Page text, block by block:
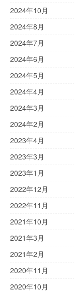
2024年10月
2024年8月
2024年7月
2024年6月
2024年5月
2024年4月
2024年3月
2024年2月
2023年4月
2023年3月
2023年1月
2022年12月
2022年11月
2021年10月
2021年3月
2021年2月
2020年11月
2020年10月